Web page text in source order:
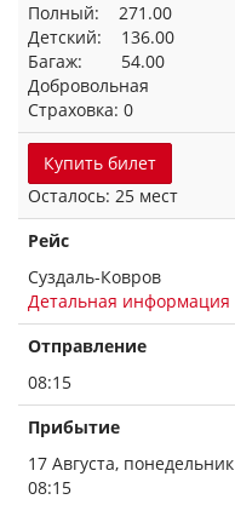
Полный: 271.00
Детский: 136.00
Багаж: 54.00
Добровольная
Страховка: 0
Купить билет
Осталось: 25 мест
Рейс
Суздаль-Ковров
Детальная информация
Отправление
08:15
Прибытие
17 Августа, понедельник
08:15